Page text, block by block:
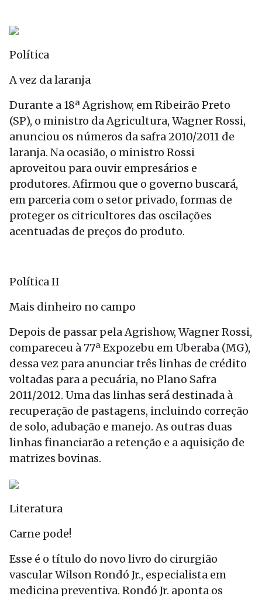
Política
A vez da laranja
Durante a 18ª Agrishow, em Ribeirão Preto
(SP), o ministro da Agricultura, Wagner Rossi,
anunciou os números da safra 2010/2011 de
laranja. Na ocasião, o ministro Rossi
aproveitou para ouvir empresários e
produtores. Afirmou que o governo buscará,
em parceria com o setor privado, formas de
proteger os citricultores das oscilações
acentuadas de preços do produto.
Política II
Mais dinheiro no campo
Depois de passar pela Agrishow, Wagner Rossi,
compareceu à 77ª Expozebu em Uberaba (MG),
dessa vez para anunciar três linhas de crédito
voltadas para a pecuária, no Plano Safra
2011/2012. Uma das linhas será destinada à
recuperação de pastagens, incluindo correção
de solo, adubação e manejo. As outras duas
linhas financiarão a retenção e a aquisição de
matrizes bovinas.
Literatura
Carne pode!
Esse é o título do novo livro do cirurgião
vascular Wilson Rondó Jr., especialista em
medicina preventiva. Rondó Jr. aponta os